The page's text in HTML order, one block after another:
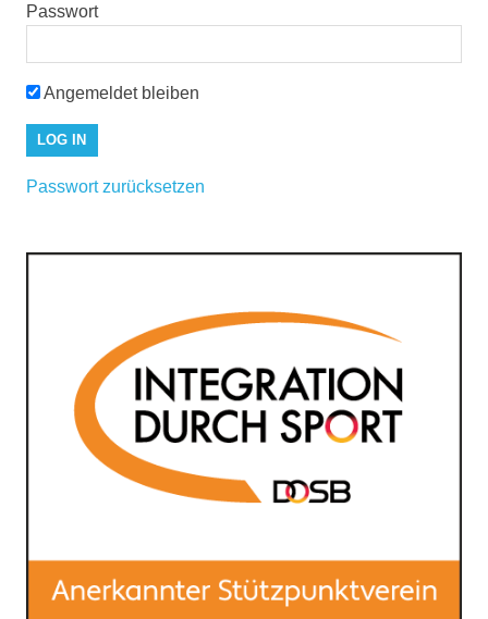
Passwort
Angemeldet bleiben
Passwort zurücksetzen